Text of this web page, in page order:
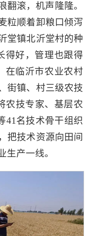
翻滚，机声隆隆。
粒顺着卸粮口倾泻
堂镇北沂堂村的种
得好，管理也跟得
在临沂市农业农村
街镇、村三级农技
农技专家、基层农
41名技术骨干组织
把技术资源向田间
生产一线。